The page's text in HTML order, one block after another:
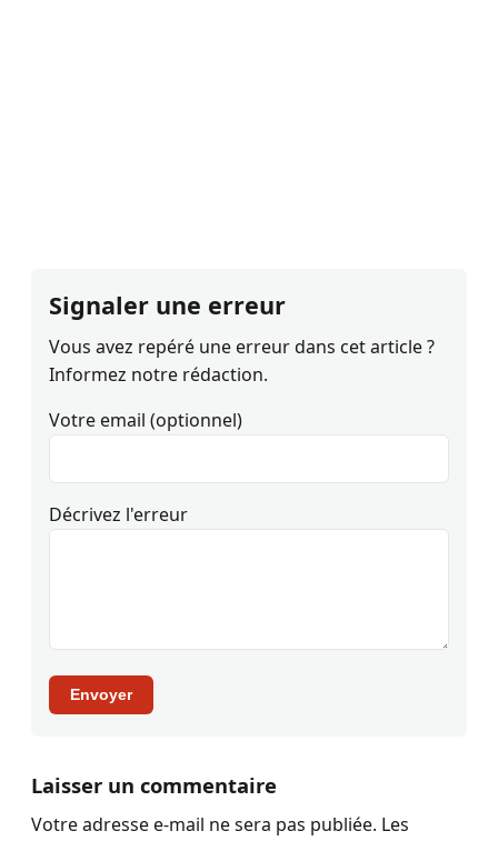
Signaler une erreur
Vous avez repéré une erreur dans cet article ?
Informez notre rédaction.
Votre email (optionnel)
Décrivez l'erreur
Envoyer
Laisser un commentaire
Votre adresse e-mail ne sera pas publiée. Les